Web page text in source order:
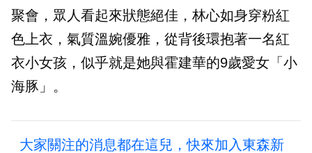
聚會，眾人看起來狀態絕佳，林心如身穿粉紅
色上衣，氣質溫婉優雅，從背後環抱著一名紅
衣小女孩，似乎就是她與霍建華的9歲愛女「小
海豚」。
大家關注的消息都在這兒，快來加入東森新